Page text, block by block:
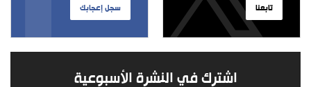
سجل إعجابك تابعنا
اشترك في النشرة الأسبوعية